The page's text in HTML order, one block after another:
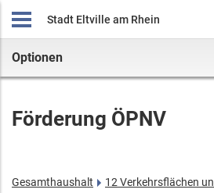
Stadt Eltville am Rhein
Optionen
Förderung ÖPNV
Gesamthaushalt
12 Verkehrsflächen